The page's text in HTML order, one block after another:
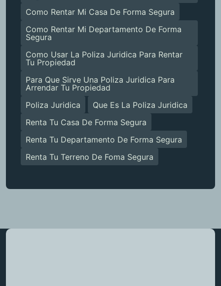
Como Rentar Mi Casa De Forma Segura
Como Rentar Mi Departamento De Forma
Segura
Como Usar La Poliza Juridica Para Rentar
Tu Propiedad
Para Que Sirve Una Poliza Juridica Para
Arrendar Tu Propiedad
Poliza Juridica
Que Es La Poliza Juridica
Renta Tu Casa De Forma Segura
Renta Tu Departamento De Forma Segura
Renta Tu Terreno De Foma Segura